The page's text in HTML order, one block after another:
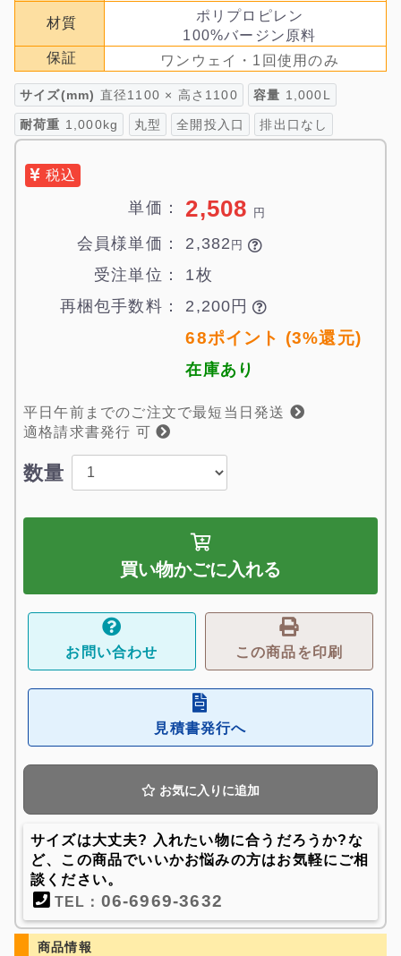
材質
ポリプロピレン
100%バージン原料
保証
ワンウェイ・1回使用のみ
サイズ(mm) 直径1100 × 高さ1100 容量 1,000L
耐荷重 1,000kg 丸型 全開投入口 排出口なし
税込
単価： 2,508 円
会員様単価： 2,382 円 
受注単位：
1枚
再梱包手数料：
2,200円 
68ポイント (3%還元)
在庫あり
平日午前までのご注文で最短当日発送
適格請求書発行 可
数量
買い物かごに入れる
お問い合わせ この商品を印刷
見積書発行へ
お気に入りに追加
サイズは大丈夫? 入れたい物に合うだろうか?な
ど、この商品でいいかお悩みの方はお気軽にご相
談ください。
TEL： 06-6969-3632
商品情報